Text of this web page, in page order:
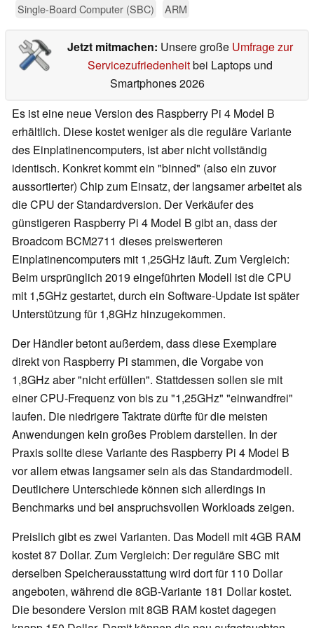
Single-Board Computer (SBC) ARM
Jetzt mitmachen: Unsere große Umfrage zur
Servicezufriedenheitbei Laptops und
Smartphones 2026
Es ist eine neue Version des Raspberry Pi 4 Model B
erhältlich. Diese kostet weniger als die reguläre Variante
des Einplatinencomputers, ist aber nicht vollständig
identisch. Konkret kommt ein "binned" (also ein zuvor
aussortierter) Chip zum Einsatz, der langsamer arbeitet als
die CPU der Standardversion. Der Verkäufer des
günstigeren Raspberry Pi 4 Model B gibt an, dass der
Broadcom BCM2711 dieses preiswerteren
Einplatinencomputers mit 1,25GHz läuft. Zum Vergleich:
Beim ursprünglich 2019 eingeführten Modell ist die CPU
mit 1,5GHz gestartet, durch ein Software-Update ist später
Unterstützung für 1,8GHz hinzugekommen.
Der Händler betont außerdem, dass diese Exemplare
direkt von Raspberry Pi stammen, die Vorgabe von
1,8GHz aber "nicht erfüllen". Stattdessen sollen sie mit
einer CPU-Frequenz von bis zu "1,25GHz" "einwandfrei"
laufen. Die niedrigere Taktrate dürfte für die meisten
Anwendungen kein großes Problem darstellen. In der
Praxis sollte diese Variante des Raspberry Pi 4 Model B
vor allem etwas langsamer sein als das Standardmodell.
Deutlichere Unterschiede können sich allerdings in
Benchmarks und bei anspruchsvollen Workloads zeigen.
Preislich gibt es zwei Varianten. Das Modell mit 4GB RAM
kostet 87 Dollar. Zum Vergleich: Der reguläre SBC mit
derselben Speicherausstattung wird dort für 110 Dollar
angeboten, während die 8GB-Variante 181 Dollar kostet.
Die besondere Version mit 8GB RAM kostet dagegen